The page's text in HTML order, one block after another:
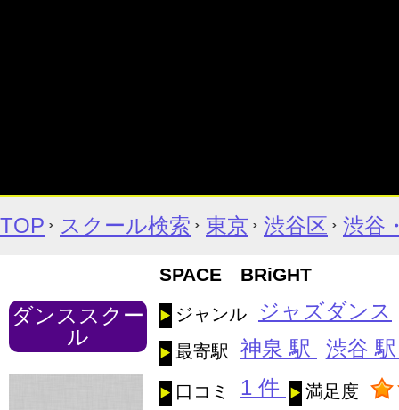
TOP スクール検索 東京 渋谷区 渋谷
ダンススクー
ル
SPACE BRiGHT
ジャンル ジャズダンス
最寄駅 神泉 駅 渋谷
口コミ 1 件 満足度